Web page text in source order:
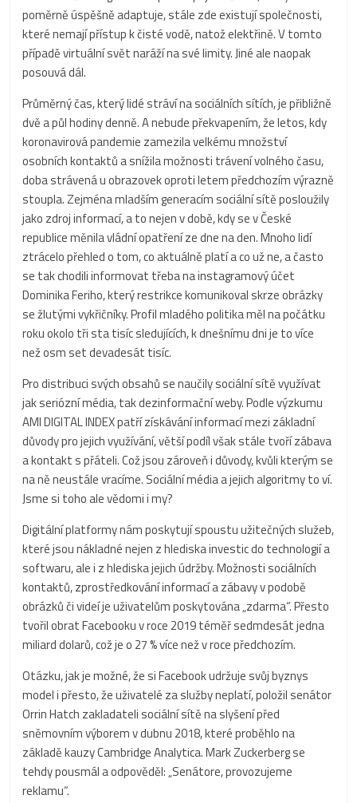
poměrně úspěšně adaptuje, stále zde existují společnosti,
které nemají přístup k čisté vodě, natož elektřině. V tomto
případě virtuální svět naráží na své limity. Jiné ale naopak
posouvá dál.
Průměrný čas, který lidé stráví na sociálních sítích, je přibližně
dvě a půl hodiny denně. A nebude překvapením, že letos, kdy
koronavirová pandemie zamezila velkému množství
osobních kontaktů a snížila možnosti trávení volného času,
doba strávená u obrazovek oproti letem předchozím výrazně
stoupla. Zejména mladším generacím sociální sítě posloužily
jako zdroj informací, a to nejen v době, kdy se v České
republice měnila vládní opatření ze dne na den. Mnoho lidí
ztrácelo přehled o tom, co aktuálně platí a co už ne, a často
se tak chodili informovat třeba na instagramový účet
Dominika Feriho, který restrikce komunikoval skrze obrázky
se žlutými vykřičníky. Profil mladého politika měl na počátku
roku okolo tři sta tisíc sledujících, k dnešnímu dni je to více
než osm set devadesát tisíc.
Pro distribuci svých obsahů se naučily sociální sítě využívat
jak seriózní média, tak dezinformační weby. Podle výzkumu
AMI DIGITAL INDEX patří získávání informací mezi základní
důvody pro jejich využívání, větší podíl však stále tvoří zábava
a kontakt s přáteli. Což jsou zároveň i důvody, kvůli kterým se
na ně neustále vracíme. Sociální média a jejich algoritmy to ví.
Jsme si toho ale vědomi i my?
Digitální platformy nám poskytují spoustu užitečných služeb,
které jsou nákladné nejen z hlediska investic do technologií a
softwaru, ale i z hlediska jejich údržby. Možnosti sociálních
kontaktů, zprostředkování informací a zábavy v podobě
obrázků či videí je uživatelům poskytována „zdarma“. Přesto
tvořil obrat Facebooku v roce 2019 téměř sedmdesát jedna
miliard dolarů, což je o 27 % více než v roce předchozím.
Otázku, jak je možné, že si Facebook udržuje svůj byznys
model i přesto, že uživatelé za služby neplatí, položil senátor
Orrin Hatch zakladateli sociální sítě na slyšení před
sněmovním výborem v dubnu 2018, které proběhlo na
základě kauzy Cambridge Analytica. Mark Zuckerberg se
tehdy pousmál a odpověděl: „Senátore, provozujeme
reklamu“.